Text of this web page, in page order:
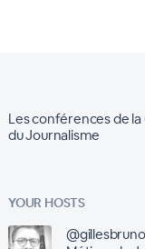
Les conférences de
du Journalisme
YOUR HOSTS